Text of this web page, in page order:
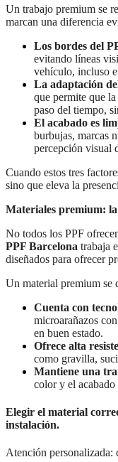
Un trabajo premium se
marcan una diferencia
Los bordes del
evitando líneas
vehículo, incluso
La adaptación
que permite que
paso del tiempo,
El acabado es
burbujas, marcas
percepción visual
Cuando estos tres
sino que eleva la
Materiales premium:
No todos los PPF
PPF Barcelona trabaja
diseñados para ofrecer
Un material premium se
Cuenta con
microarañazos
en buen estado.
Ofrece alta
como gravilla,
Mantiene una
color y el
Elegir el material
instalación.
Atención